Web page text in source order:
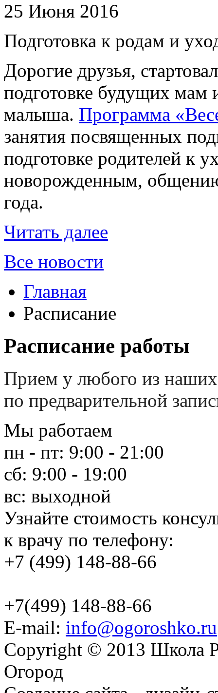
25 Июня 2016
Подготовка к родам и
Дорогие друзья,
подготовке будущих
малыша. Программа
занятия посвященных
подготовке родителей к
новорожденным,
года.
Читать далее
Все новости
Главная
Расписание
Расписание работы
Прием у любого из наших
по предварительной
Мы работаем
пн - пт: 9:00 - 21:00
сб: 9:00 - 19:00
вс: выходной
Узнайте стоимость
к врачу по телефону:
+7 (499) 148-88-66
+7(499) 148-88-66
E-mail: info@ogoroshko.ru
Copyright © 2013 Школа
Огород